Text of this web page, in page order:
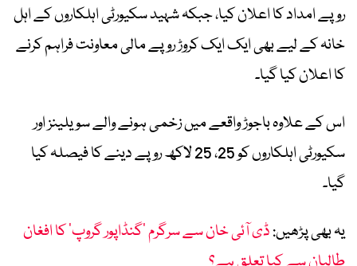
روپے امداد کا اعلان کیا، جبکہ شہید سکیورٹی اہلکاروں کے اہل
خانہ کے لیے بھی ایک ایک کروڑ روپے مالی معاونت فراہم کرنے
کا اعلان کیا گیا۔
اس کے علاوہ باجوڑ واقعے میں زخمی ہونے والے سویلینز اور
سکیورٹی اہلکاروں کو 25، 25 لاکھ روپے دینے کا فیصلہ کیا
گیا۔
یہ بھی پڑھیں:ڈی آئی خان سے سرگرم ‘گنڈاپور گروپ’ کا افغان